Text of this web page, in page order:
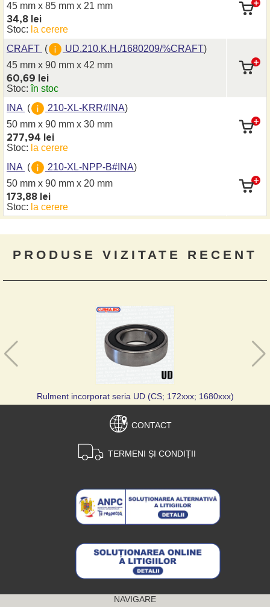
45 mm x 85 mm x 21 mm
34,8 lei
Stoc: la cerere
CRAFT ( UD.210.K.H./1680209/%CRAFT)
45 mm x 90 mm x 42 mm
60,69 lei
Stoc:în stoc
INA ( 210-XL-KRR#INA)
50 mm x 90 mm x 30 mm
277,94 lei
Stoc: la cerere
INA ( 210-XL-NPP-B#INA)
50 mm x 90 mm x 20 mm
173,88 lei
Stoc: la cerere
PRODUSE VIZITATE RECENT
Rulment incorporat seria UD (CS; 172xxx; 1680xxx)
CONTACT
TERMENI ȘI CONDIȚII
NAVIGARE